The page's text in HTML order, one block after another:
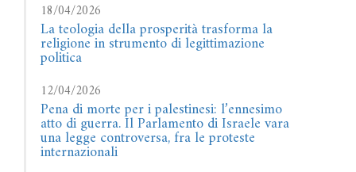
18/04/2026
La teologia della prosperità trasforma la
religione in strumento di legittimazione
politica
12/04/2026
Pena di morte per i palestinesi: l’ennesimo
atto di guerra. Il Parlamento di Israele vara
una legge controversa, fra le proteste
internazionali